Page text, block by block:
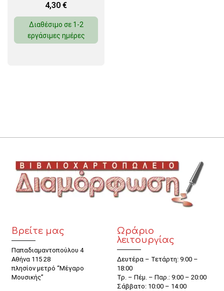
4,30 €
Διαθέσιμο σε 1-2
εργάσιμες ημέρες
Βρείτε μας
Παπαδιαμαντοπούλου 4
Αθήνα 115 28
πλησίον μετρό “Μέγαρο
Μουσικής”
Ωράριο
λειτουργίας
Δευτέρα – Τετάρτη: 9:00 –
18:00
Τρ. – Πέμ. – Παρ.: 9:00 – 20:00
Σάββατο: 10:00 – 14:00